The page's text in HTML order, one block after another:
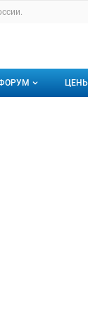
сайту
сайта
о
о